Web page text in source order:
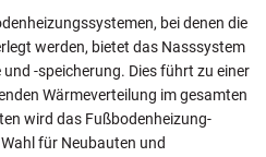
bei denen die
werden, bietet das Nasssystem
-speicherung. Dies führt zu einer
Wärmeverteilung im gesamten
wird das Fußbodenheizung-
für Neubauten und